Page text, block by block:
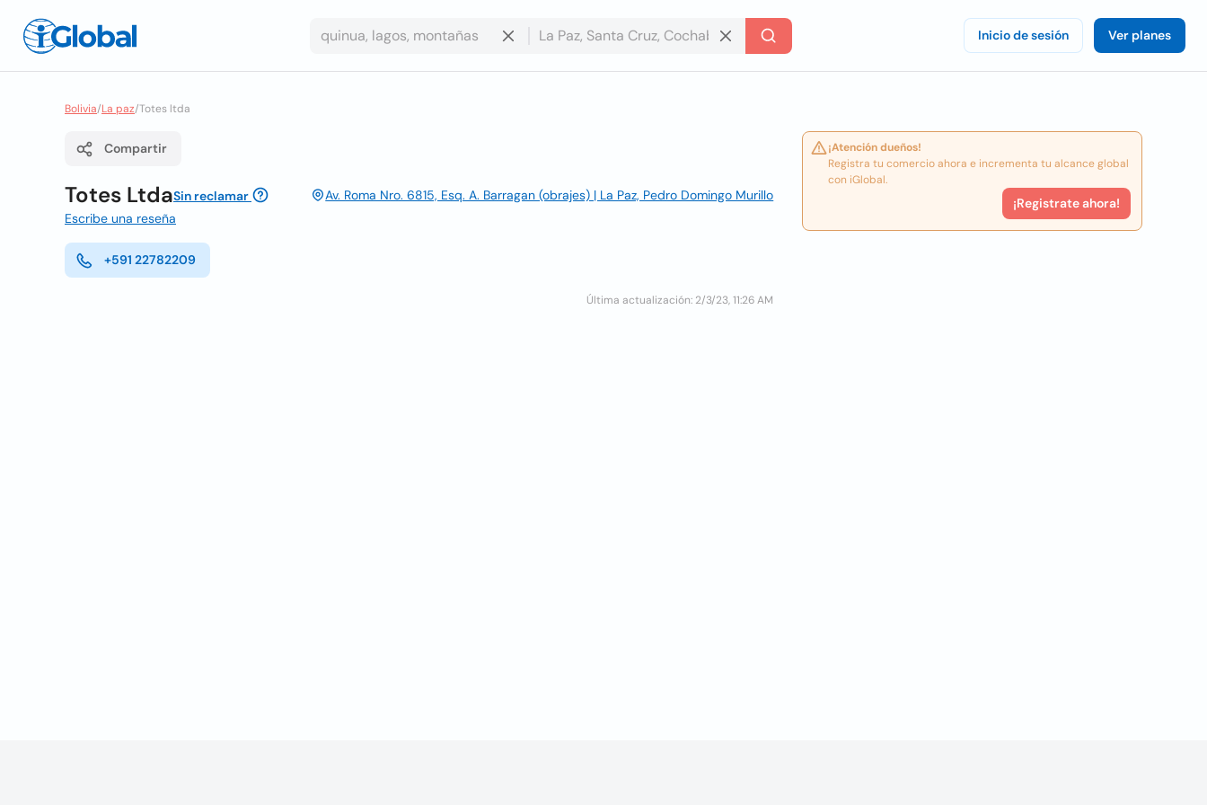
Inicio de sesión Ver planes
Bolivia/La paz/Totes ltda
Compartir
Totes LtdaSin reclamar
Av. Roma Nro. 6815, Esq. A. Barragan (obrajes) | La Paz, Pedro Domingo Murillo
Escribe una reseña
+591 22782209
Última actualización: 2/3/23, 11:26 AM
¡Atención dueños!
Registra tu comercio ahora e incrementa tu alcance global
con iGlobal.
¡Registrate ahora!